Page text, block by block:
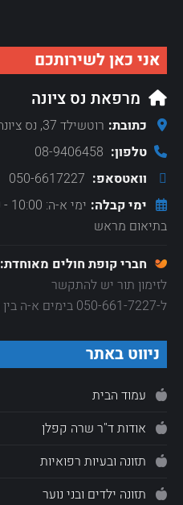
אני כאן לשירותכם
מרפאת נס ציונה
כתובת: רוטשילד 37, נס ציונה
טלפון:
וואטסאפ:
ימי קבלה:
בתיאום מראש
חברי קופת חולים מאוחדת:
לזימון תור יש להתקשר
ל-050-661-7227 בימים א-ה בין השעות 17:00-20:00
ניווט באתר
עמוד הבית
אודות ד"ר שרה קפלן
תזונה ובעיות רפואיות
תזונה ילדים ובני נוער